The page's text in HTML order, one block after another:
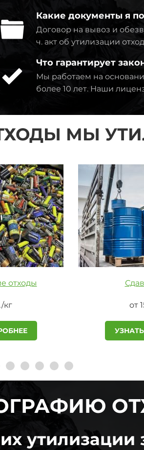
Какие документы я
Договор на вывоз и
ч. акт об утилизации
Что гарантирует
Мы работаем на
более 10 лет. Наши
МЫ
отходы
кг от
утилизации